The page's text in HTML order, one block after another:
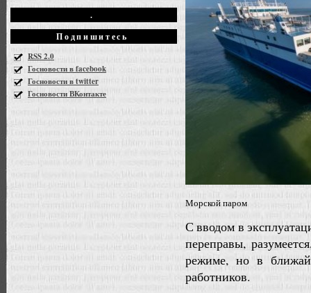
.
Подпишитесь
RSS 2.0
Госновости в facebook
Госновости в twitter
Госновости ВКонтакте
Морской паром
С вводом в
переправы,
режиме, но в
работников.